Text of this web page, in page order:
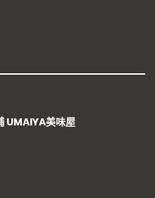
UMAIYA美味屋